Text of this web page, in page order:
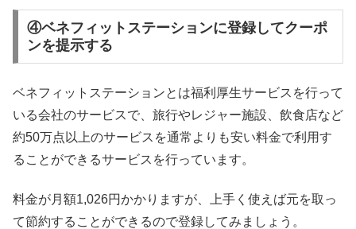
④ベネフィットステーションに登録してクーポ
ンを提示する
ベネフィットステーションとは福利厚生サービスを行って
いる会社のサービスで、旅行やレジャー施設、飲食店など
約50万点以上のサービスを通常よりも安い料金で利用す
ることができるサービスを行っています。
料金が月額1,026円かかりますが、上手く使えば元を取っ
て節約することができるので登録してみましょう。